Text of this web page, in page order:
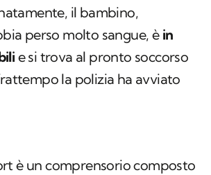
il bambino,
perso molto sangue, è in
e si trova al pronto soccorso
la polizia ha avviato
è un comprensorio composto